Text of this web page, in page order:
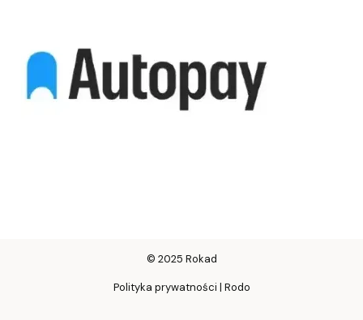
© 2025 Rokad
Polityka prywatności | Rodo